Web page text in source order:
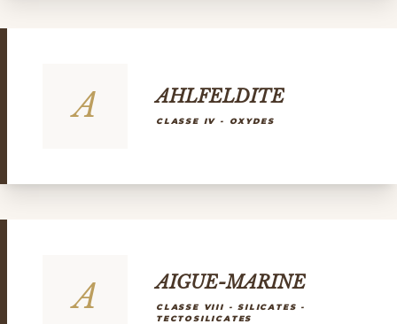
A AHLFELDITE
CLASSE IV - OXYDES
A AIGUE-MARINE
CLASSE VIII - SILICATES -
TECTOSILICATES